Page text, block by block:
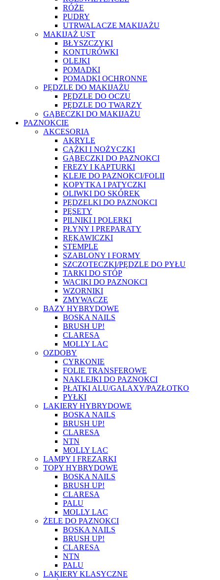
RÓŻE
PUDRY
UTRWALACZE MAKIJAŻU
MAKIJAŻ UST
BŁYSZCZYKI
KONTURÓWKI
OLEJKI
POMADKI
POMADKI OCHRONNE
PĘDZLE DO MAKIJAŻU
PĘDZLE DO OCZU
PĘDZLE DO TWARZY
GĄBECZKI DO MAKIJAŻU
PAZNOKCIE
AKCESORIA
AKRYLE
CĄŻKI I NOŻYCZKI
GĄBECZKI DO PAZNOKCI
FREZY I KAPTURKI
KLEJE DO PAZNOKCI/FOLII
KOPYTKA I PATYCZKI
OLIWKI DO SKÓREK
PĘDZELKI DO PAZNOKCI
PĘSETY
PILNIKI I POLERKI
PŁYNY I PREPARATY
RĘKAWICZKI
STEMPLE
SZABLONY I FORMY
SZCZOTECZKI/PĘDZLE DO PYŁU
TARKI DO STÓP
WACIKI DO PAZNOKCI
WZORNIKI
ZMYWACZE
BAZY HYBRYDOWE
BOSKA NAILS
BRUSH UP!
CLARESA
MOLLY LAC
OZDOBY
CYRKONIE
FOLIE TRANSFEROWE
NAKLEJKI DO PAZNOKCI
PŁATKI ALU/GALAXY/PAZŁOTKO
PYŁKI
LAKIERY HYBRYDOWE
BOSKA NAILS
BRUSH UP!
CLARESA
NTN
MOLLY LAC
LAMPY I FREZARKI
TOPY HYBRYDOWE
BOSKA NAILS
BRUSH UP!
CLARESA
PALU
MOLLY LAC
ŻELE DO PAZNOKCI
BOSKA NAILS
BRUSH UP!
CLARESA
NTN
PALU
LAKIERY KLASYCZNE